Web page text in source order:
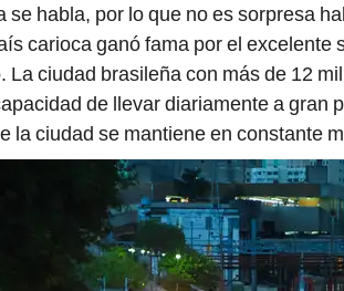
se habla, por lo que no es sorpresa
carioca ganó fama por el excelente
. La ciudad brasileña con más de 12
de llevar diariamente a gran
la ciudad se mantiene en constante